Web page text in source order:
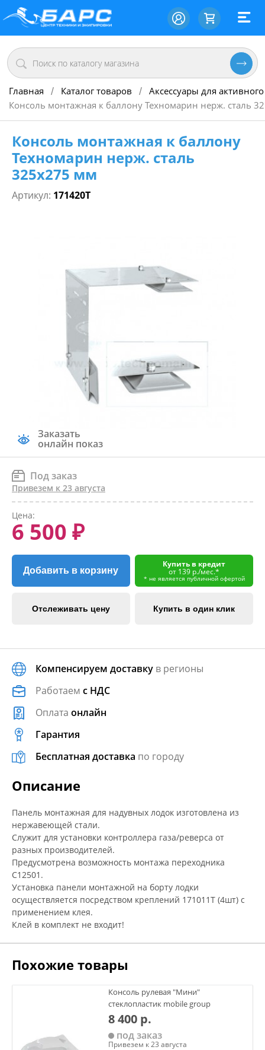
Главная / Каталог товаров / Аксессуары для
Консоль монтажная к баллону Техномарин нерж. сталь
Консоль монтажная к баллону
Техномарин нерж. сталь
325х275 мм
Артикул: 171420T
Заказать
онлайн показ
Под заказ
Привезем к 23 августа
Цена:
6 500 ₽
Добавить в корзину
Купить в кредит
от 139 р./мес.*
* не является публичной офертой
Отслеживать цену Купить в один клик
Компенсируем доставку в регионы
Работаем с НДС
Оплата онлайн
Гарантия
Бесплатная доставка по городу
Описание
Панель монтажная для надувных лодок изготовлена из
нержавеющей стали.
Служит для установки контроллера газа/реверса от
разных производителей.
Предусмотрена возможность монтажа переходника
С12501.
Установка панели монтажной на борту лодки
осуществляется посредством креплений 171011Т (4шт) с
применением клея.
Клей в комплект не входит!
Похожие товары
Консоль рулевая "Мини"
стеклопластик mobile group
8 400 р.
под заказ
Привезем к 23 августа